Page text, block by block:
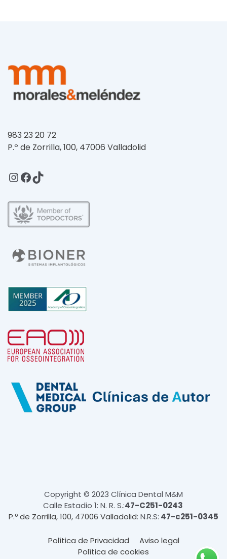
983 23 20 72
P.º de Zorrilla, 100, 47006 Valladolid
Copyright © 2023 Clínica Dental M&M
Calle Estadio 1: N. R. S.:47-C251-0243
P.º de Zorrilla, 100, 47006 Valladolid: N.R.S: 47-c251-0345
Política de Privacidad
Aviso legal
Política de cookies